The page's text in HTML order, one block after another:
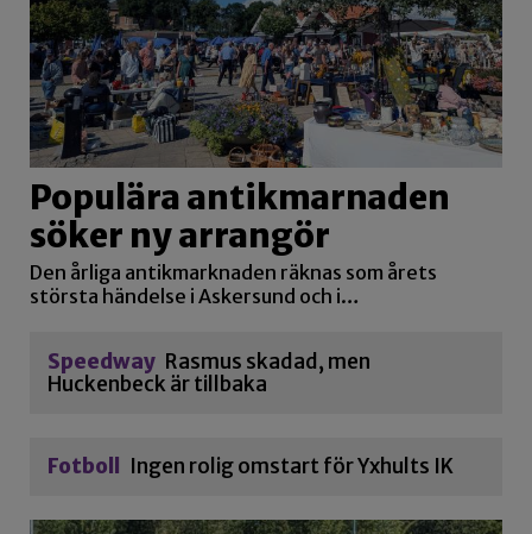
Populära antikmarnaden
söker ny arrangör
Den årliga antikmarknaden räknas som årets
största händelse i Askersund och i…
Speedway Rasmus skadad, men
Huckenbeck är tillbaka
Fotboll Ingen rolig omstart för Yxhults IK